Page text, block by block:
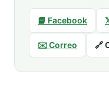
📘 Facebook
✉️ Correo 🔗